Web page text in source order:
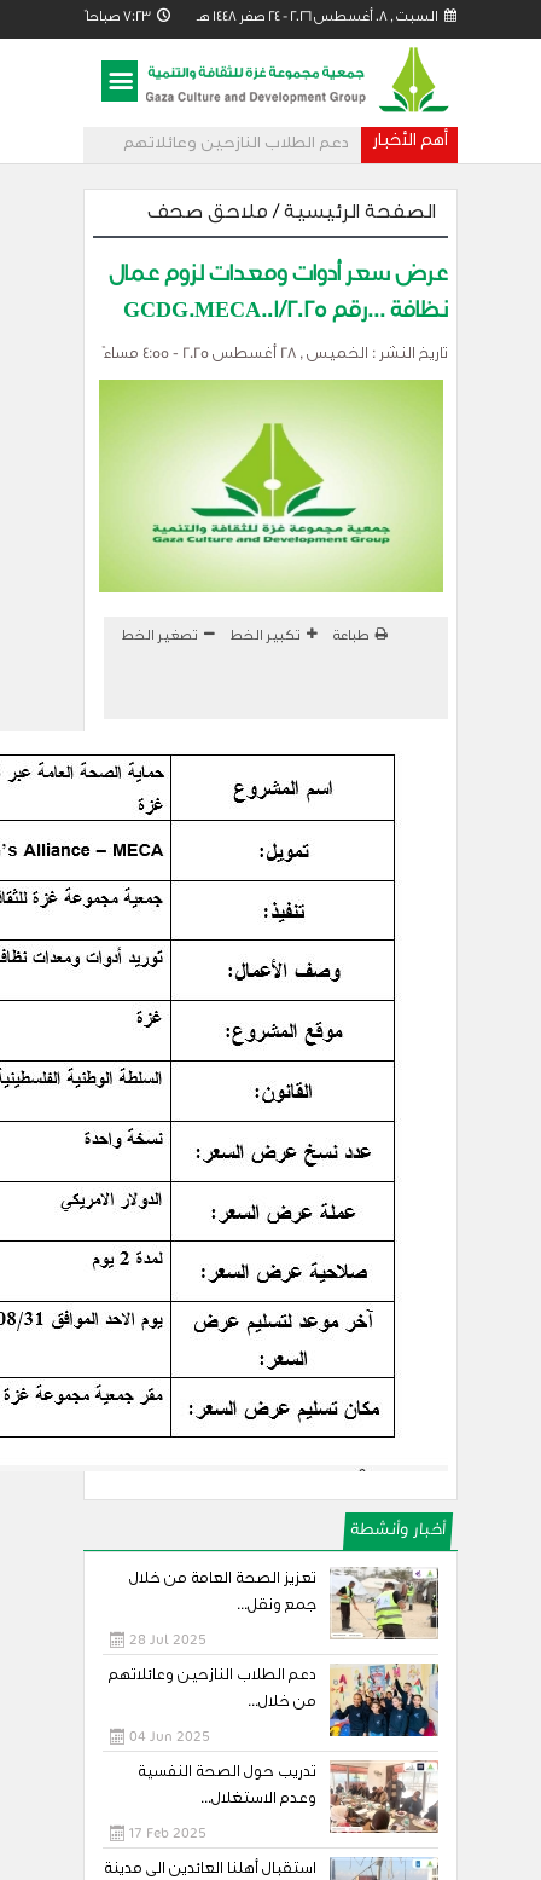
السبت , 08 أغسطس 2026 - 24 صفر 1448 هـ 7:23 صباحاً
أهم الأخبار دعم الطلاب النازحين وعائلاتهم
الصفحة الرئيسية / ملاحق صحف
عرض سعر أدوات ومعدات لزوم عمال
نظافة ...رقم GCDG.MECA.01/2025
تاريخ النشر : الخميس , 28 أغسطس 2025 - 4:55 مساءً
طباعة تكبير الخط تصغير الخط
أخبار وأنشطة
تعزيز الصحة العامة من خلال
جمع ونقل...
28 Jul 2025
دعم الطلاب النازحين وعائلاتهم
من خلال...
04 Jun 2025
تدريب حول الصحة النفسية
وعدم الاستغلال...
17 Feb 2025
استقبال أهلنا العائدين الى مدينة